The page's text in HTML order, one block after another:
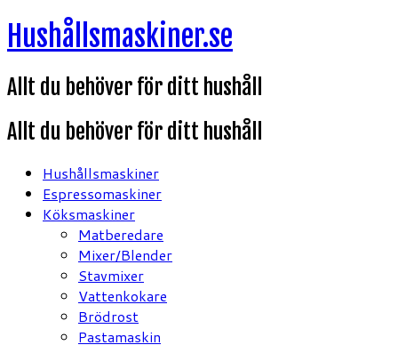
Hoppa
till
Hushållsmaskiner.se
Allt du behöver för ditt hushåll
Allt du behöver för ditt hushåll
Hushållsmaskiner
Espressomaskiner
Köksmaskiner
Matberedare
Mixer/Blender
Stavmixer
Vattenkokare
Brödrost
Pastamaskin